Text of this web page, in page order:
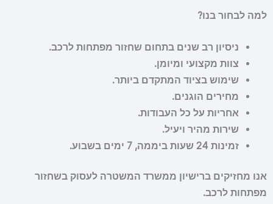
למה לבחור בנו?
ניסיון רב שנים בתחום שחזור מפתחות לרכב.
צוות מקצועי ומיומן.
שימוש בציוד המתקדם ביותר.
מחירים הוגנים.
אחריות על כל העבודות.
שירות מהיר ויעיל.
זמינות 24 שעות ביממה, 7 ימים בשבוע.
אנו מחזיקים ברישיון ממשרד המשטרה לעסוק בשחזור
מפתחות לרכב.